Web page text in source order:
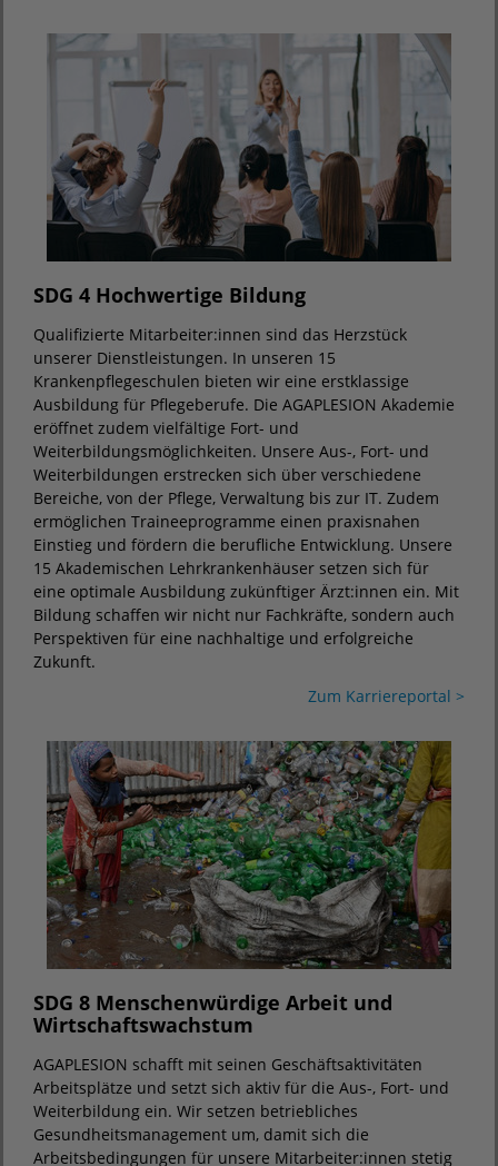
SDG 4 Hochwertige Bildung
Qualifizierte Mitarbeiter:innen sind das Herzstück
unserer Dienstleistungen. In unseren 15
Krankenpflegeschulen bieten wir eine erstklassige
Ausbildung für Pflegeberufe. Die AGAPLESION Akademie
eröffnet zudem vielfältige Fort- und
Weiterbildungsmöglichkeiten. Unsere Aus-, Fort- und
Weiterbildungen erstrecken sich über verschiedene
Bereiche, von der Pflege, Verwaltung bis zur IT. Zudem
ermöglichen Traineeprogramme einen praxisnahen
Einstieg und fördern die berufliche Entwicklung. Unsere
15 Akademischen Lehrkrankenhäuser setzen sich für
eine optimale Ausbildung zukünftiger Ärzt:innen ein. Mit
Bildung schaffen wir nicht nur Fachkräfte, sondern auch
Perspektiven für eine nachhaltige und erfolgreiche
Zukunft.
Zum Karriereportal >
SDG 8 Menschenwürdige Arbeit und
Wirtschaftswachstum
AGAPLESION schafft mit seinen Geschäftsaktivitäten
Arbeitsplätze und setzt sich aktiv für die Aus-, Fort- und
Weiterbildung ein. Wir setzen betriebliches
Gesundheitsmanagement um, damit sich die
Arbeitsbedingungen für unsere Mitarbeiter:innen stetig